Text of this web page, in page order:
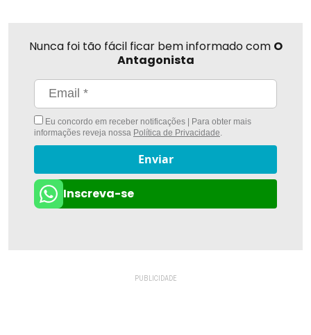
Nunca foi tão fácil ficar bem informado com O
Antagonista
Eu concordo em receber notificações | Para obter mais
informações reveja nossa Política de Privacidade
Enviar
Inscreva-se